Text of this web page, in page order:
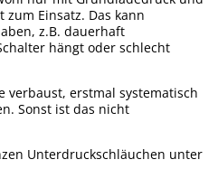
zum Einsatz. Das kann
z.B. dauerhaft
hängt oder schlecht
verbaust, erstmal systematisch
Sonst ist das nicht
Unterdruckschläuchen unter